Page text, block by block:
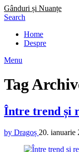
Gânduri și Nuanțe
Search
Home
Despre
Menu
Tag
Între trend și
by Dragoș 20. ianuarie